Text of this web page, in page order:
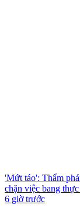
'Mứt táo': Thẩm
chặn việc bang
6 giờ trước